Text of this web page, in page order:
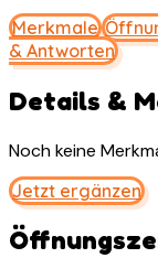
Merkmale
& Antworten
Details &
Noch keine
Jetzt ergänzen